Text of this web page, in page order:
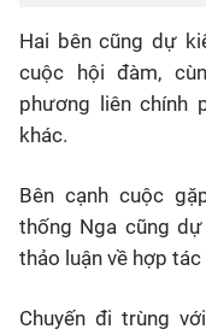
Hai bên cũng dự
cuộc hội đàm,
phương liên chính
khác.
Bên cạnh cuộc
thống Nga cũng
thảo luận về hợp
Chuyến đi trùng